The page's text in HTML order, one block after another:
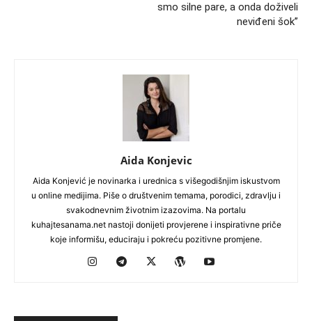
smo silne pare, a onda doživeli
neviđeni šok”
Aida Konjevic
Aida Konjević je novinarka i urednica s višegodišnjim iskustvom
u online medijima. Piše o društvenim temama, porodici, zdravlju i
svakodnevnim životnim izazovima. Na portalu
kuhajtesanama.net nastoji donijeti provjerene i inspirativne priče
koje informišu, educiraju i pokreću pozitivne promjene.